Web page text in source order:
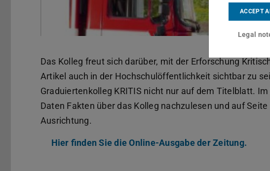
Das Kolleg freut sich darüber, mit der Erforschung
Artikel auch in der Hochschulöffentlichkeit sichtbar zu
Graduiertenkolleg KRITIS nicht nur auf dem Titelblatt.
Daten Fakten über das Kolleg nachzulesen und auf
Ausrichtung.
Hier finden Sie die Online-Ausgabe der Zeitung.
ACCEPT
Legal